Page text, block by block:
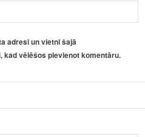
adresi un vietni šajā
kad vēlēšos pievienot komentāru.